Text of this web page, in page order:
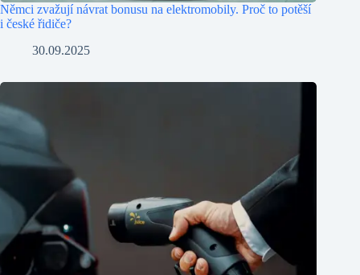
Němci zvažují návrat bonusu na elektromobily. Proč to potěší
i české řidiče?
30.09.2025